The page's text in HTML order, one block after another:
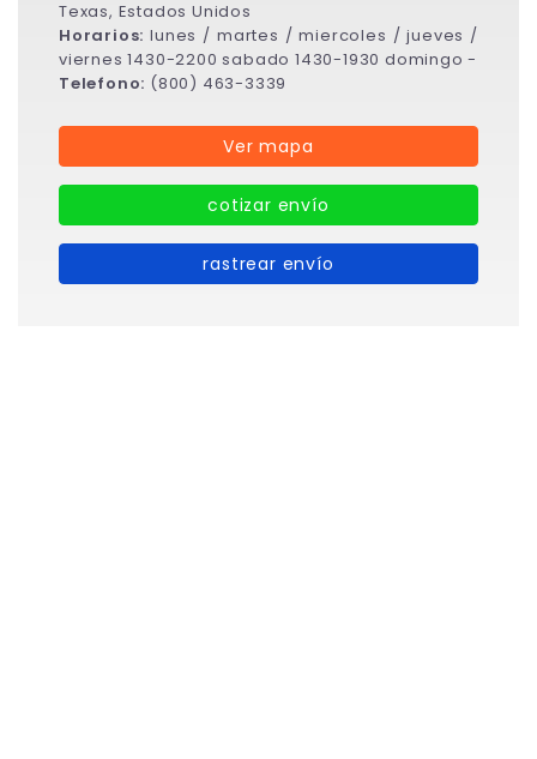
Texas, Estados Unidos
Horarios:lunes / martes / miercoles / jueves /
viernes 1430-2200 sabado 1430-1930 domingo -
Telefono: (800) 463-3339
Ver mapa
cotizar envío
rastrear envío